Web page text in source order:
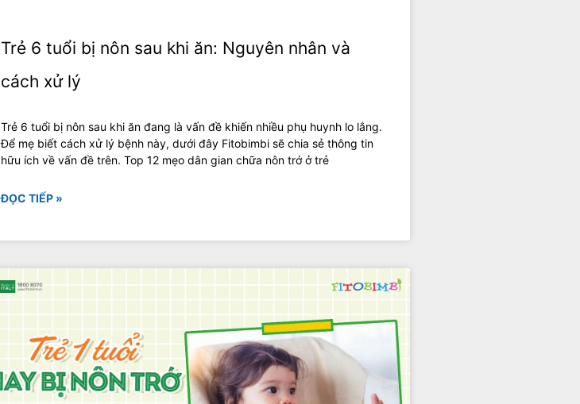
Trẻ 6 tuổi bị nôn sau khi ăn: Nguyên nhân và
cách xử lý
Trẻ 6 tuổi bị nôn sau khi ăn đang là vấn đề khiến nhiều phụ huynh lo lắng.
Để mẹ biết cách xử lý bệnh này, dưới đây Fitobimbi sẽ chia sẻ thông tin
hữu ích về vấn đề trên. Top 12 mẹo dân gian chữa nôn trớ ở trẻ
ĐỌC TIẾP »